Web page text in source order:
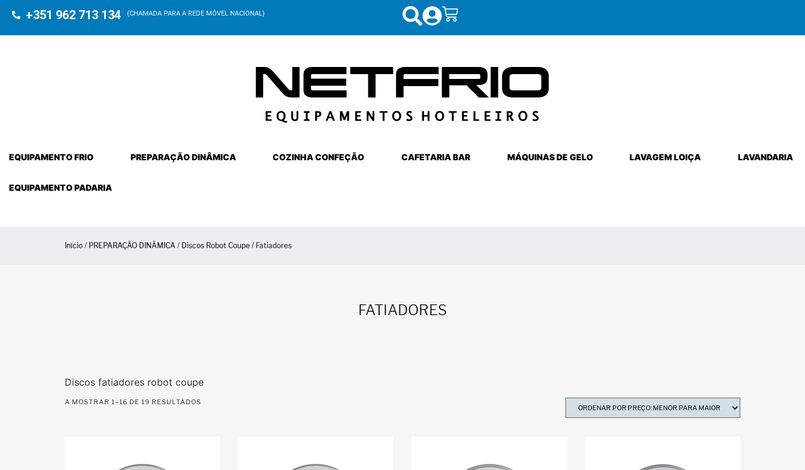
+351 962 713 134 (CHAMADA PARA A REDE MÓVEL NACIONAL)
EQUIPAMENTO FRIO PREPARAÇÃO DINÂMICA COZINHA CONFEÇÃO CAFETARIA BAR MÁQUINAS DE GELO LAVAGEM LOIÇA LAVANDARIA
EQUIPAMENTO PADARIA
Início/ PREPARAÇÃO DINÂMICA / Discos Robot Coupe/ Fatiadores
FATIADORES
Discos fatiadores robot coupe
A MOSTRAR 1–16 DE 19 RESULTADOS